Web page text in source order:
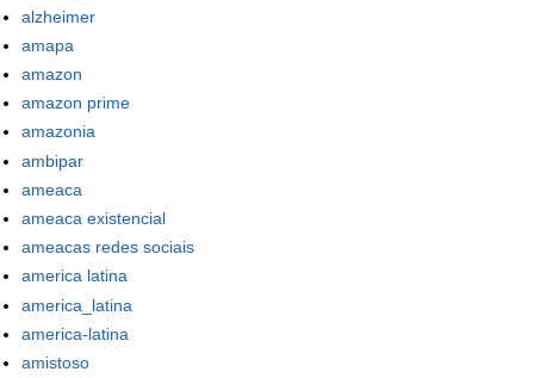
alzheimer
amapa
amazon
amazon prime
amazonia
ambipar
ameaca
ameaca existencial
ameacas redes sociais
america latina
america_latina
america-latina
amistoso